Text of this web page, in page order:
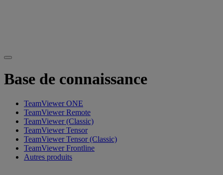
Base de connaissance
TeamViewer ONE
TeamViewer Remote
TeamViewer (Classic)
TeamViewer Tensor
TeamViewer Tensor (Classic)
TeamViewer Frontline
Autres produits